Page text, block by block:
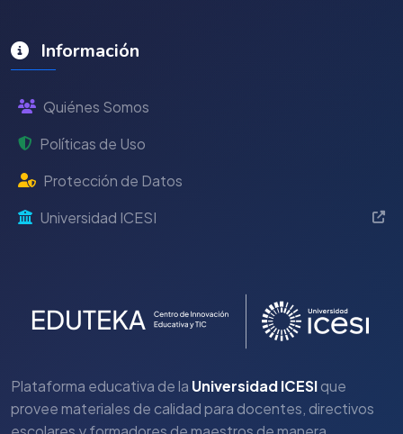
Información
Quiénes Somos
Políticas de Uso
Protección de Datos
Universidad ICESI
Plataforma educativa de la Universidad ICESIque
provee materiales de calidad para docentes, directivos